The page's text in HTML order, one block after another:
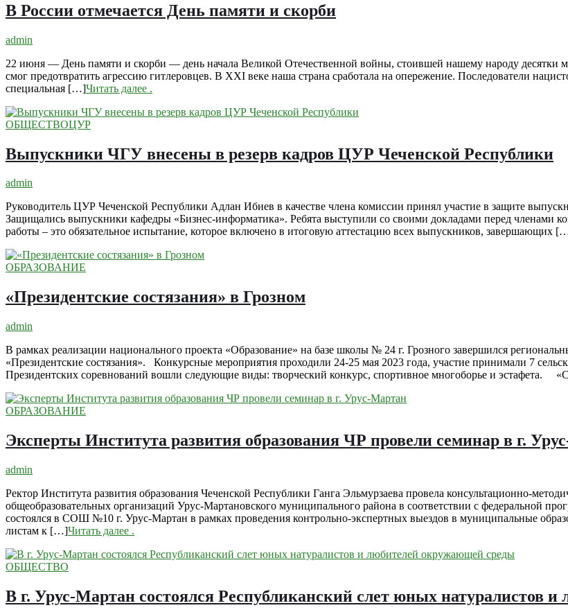
В России отмечается День памяти и скорби
admin
22 июня — День памяти и скорби — день начала Великой Отечественной войны, стоившей нашему народу десятки
смог предотвратить агрессию гитлеровцев. В XXI веке наша страна сработала на опережение. Последователи
специальная […]Читать далее .
ОБЩЕСТВОЦУР
Выпускники ЧГУ внесены в резерв кадров ЦУР Чеченской Республики
admin
Руководитель ЦУР Чеченской Республики Адлан Ибиев в качестве члена комиссии принял участие в защите
Защищались выпускники кафедры «Бизнес-информатика». Ребята выступили со своими докладами перед членами
работы – это обязательное испытание, которое включено в итоговую аттестацию всех выпускников, завершающих
ОБРАЗОВАНИЕ
«Президентские состязания» в Грозном
admin
В рамках реализации национального проекта «Образование» на базе школы № 24 г. Грозного завершился
«Президентские состязания». Конкурсные мероприятия проходили 24-25 мая 2023 года, участие принимали 7
Президентских соревнований вошли следующие виды: творческий конкурс, спортивное многоборье и эстафета.
ОБРАЗОВАНИЕ
Эксперты Института развития образования ЧР провели семинар в г.
admin
Ректор Института развития образования Чеченской Республики Ганга Эльмурзаева провела консультационно-
общеобразовательных организаций Урус-Мартановского муниципального района в соответствии с федеральной
состоялся в СОШ №10 г. Урус-Мартан в рамках проведения контрольно-экспертных выездов в муниципальные
листам к […]Читать далее .
ОБЩЕСТВО
В г. Урус-Мартан состоялся Республиканский слет юных натуралистов и